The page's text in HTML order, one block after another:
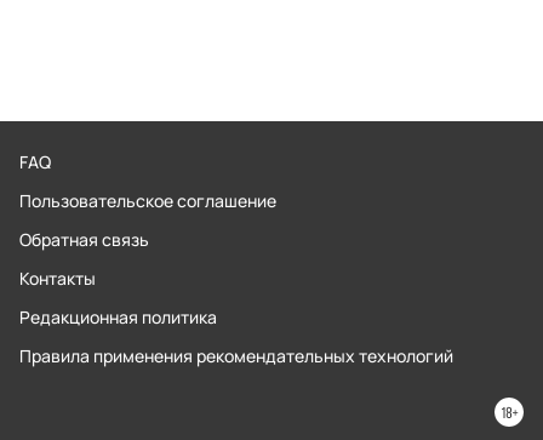
FAQ
Пользовательское соглашение
Обратная связь
Контакты
Редакционная политика
Правила применения рекомендательных технологий